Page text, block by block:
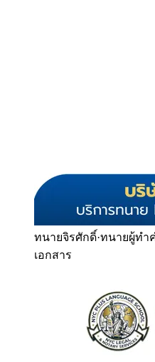
ทนายจิรศักดิ์·ทนายผู้ทำ
เอกสาร